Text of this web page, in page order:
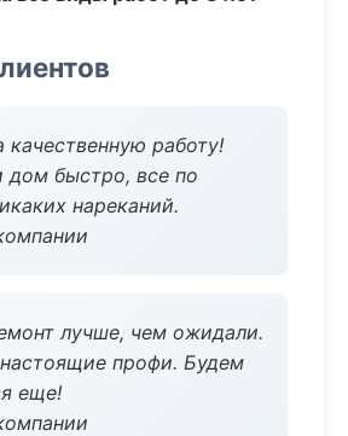
качественную работу!
дом быстро, все по
нареканий.
лучше, чем ожидали.
профи. Будем
еще!